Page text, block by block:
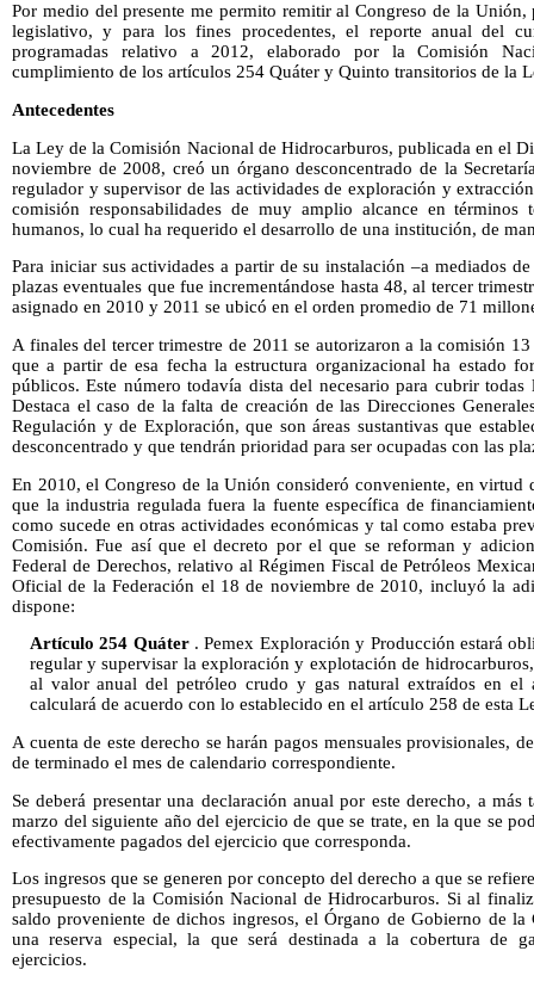
Por medio del presente me permito remitir al Congreso de la
legislativo, y para los fines procedentes, el reporte anual del
programadas relativo a 2012, elaborado por la Comisión
cumplimiento de los artículos 254 Quáter y Quinto transitorios de la
Antecedentes
La Ley de la Comisión Nacional de Hidrocarburos, publicada en el
noviembre de 2008, creó un órgano desconcentrado de la
regulador y supervisor de las actividades de exploración y
comisión responsabilidades de muy amplio alcance en términos
humanos, lo cual ha requerido el desarrollo de una institución, de
Para iniciar sus actividades a partir de su instalación –a mediados
plazas eventuales que fue incrementándose hasta 48, al tercer
asignado en 2010 y 2011 se ubicó en el orden promedio de 71
A finales del tercer trimestre de 2011 se autorizaron a la comisión
que a partir de esa fecha la estructura organizacional ha estado
públicos. Este número todavía dista del necesario para cubrir
Destaca el caso de la falta de creación de las Direcciones
Regulación y de Exploración, que son áreas sustantivas que
desconcentrado y que tendrán prioridad para ser ocupadas con las
En 2010, el Congreso de la Unión consideró conveniente, en virtud
que la industria regulada fuera la fuente específica de
como sucede en otras actividades económicas y tal como estaba
Comisión. Fue así que el decreto por el que se reforman y
Federal de Derechos, relativo al Régimen Fiscal de Petróleos
Oficial de la Federación el 18 de noviembre de 2010, incluyó la
dispone:
Artículo 254 Quáter. Pemex Exploración y Producción estará
regular y supervisar la exploración y explotación de
al valor anual del petróleo crudo y gas natural extraídos en el
calculará de acuerdo con lo establecido en el artículo 258 de esta
A cuenta de este derecho se harán pagos mensuales provisionales,
de terminado el mes de calendario correspondiente.
Se deberá presentar una declaración anual por este derecho, a
marzo del siguiente año del ejercicio de que se trate, en la que se
efectivamente pagados del ejercicio que corresponda.
Los ingresos que se generen por concepto del derecho a que se
presupuesto de la Comisión Nacional de Hidrocarburos. Si al
saldo proveniente de dichos ingresos, el Órgano de Gobierno de
una reserva especial, la que será destinada a la cobertura de
ejercicios.